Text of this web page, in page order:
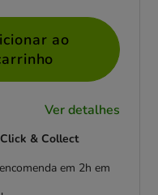
ao
Ver detalhes
& Collect
em 2h em